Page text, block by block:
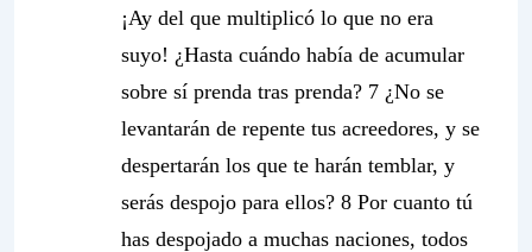
¡Ay del que multiplicó lo que no era
suyo! ¿Hasta cuándo había de acumular
sobre sí prenda tras prenda? 7 ¿No se
levantarán de repente tus acreedores, y se
despertarán los que te harán temblar, y
serás despojo para ellos? 8 Por cuanto tú
has despojado a muchas naciones, todos